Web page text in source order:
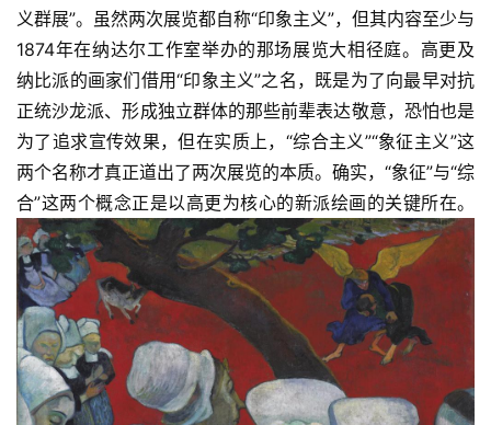
首
页
艺
坛
快
讯
书
法
征
稿
学
术
义群展”。虽然两次展览都自称“印象主义”，但其内容至少与
1874年在纳达尔工作室举办的那场展览大相径庭。高更及
纳比派的画家们借用“印象主义”之名，既是为了向最早对抗
正统沙龙派、形成独立群体的那些前辈表达敬意，恐怕也是
为了追求宣传效果，但在实质上，“综合主义”“象征主义”这
两个名称才真正道出了两次展览的本质。确实，“象征”与“综
合”这两个概念正是以高更为核心的新派绘画的关键所在。